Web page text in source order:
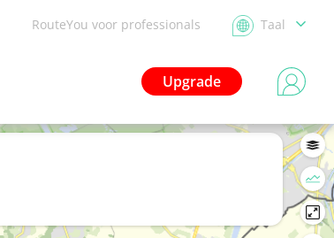
RouteYou voor professionals Taal
Upgrade